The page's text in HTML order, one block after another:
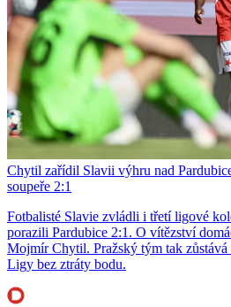
Chytil zařídil Slavii výhru nad
soupeře 2:1
Fotbalisté Slavie zvládli i třetí ligové
porazili Pardubice 2:1. O vítězství
Mojmír Chytil. Pražský tým tak
Ligy bez ztráty bodu.